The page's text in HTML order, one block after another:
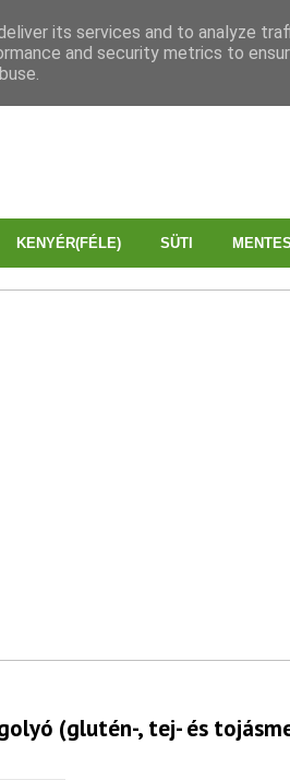
KENYÉR(FÉLE) SÜTI MENTES
(glutén-, tej- és
its services and to analyze
and security metrics to